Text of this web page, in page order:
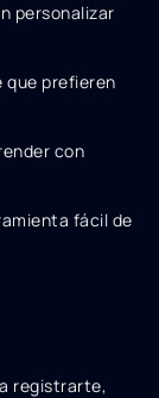
personalizar
que prefieren
con
fácil de
registrarte,